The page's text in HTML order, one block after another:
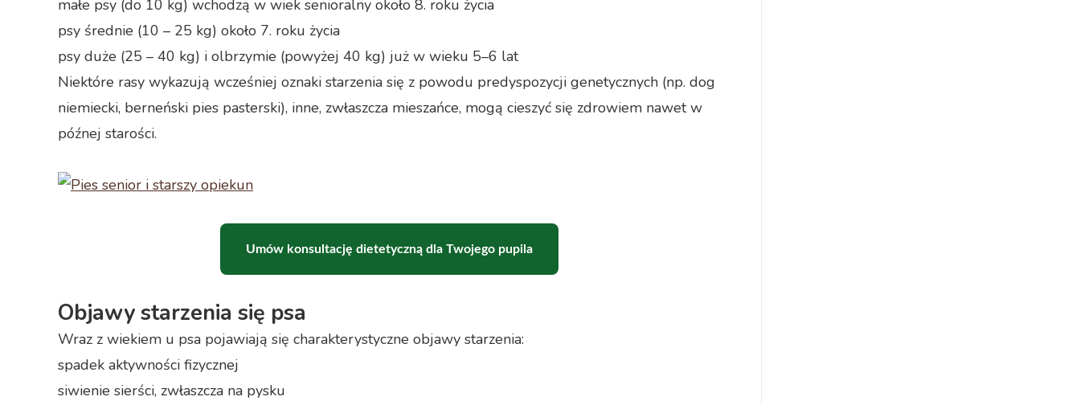
małe psy (do 10 kg) wchodzą w wiek senioralny około 8. roku życia
psy średnie (10 – 25 kg) około 7. roku życia
psy duże (25 – 40 kg) i olbrzymie (powyżej 40 kg) już w wieku 5–6 lat
Niektóre rasy wykazują wcześniej oznaki starzenia się z powodu predyspozycji genetycznych (np. dog
niemiecki, berneński pies pasterski), inne, zwłaszcza mieszańce, mogą cieszyć się zdrowiem nawet w
późnej starości.
Umów konsultację dietetyczną dla Twojego pupila
Objawy starzenia się psa
Wraz z wiekiem u psa pojawiają się charakterystyczne objawy starzenia:
spadek aktywności fizycznej
siwienie sierści, zwłaszcza na pysku